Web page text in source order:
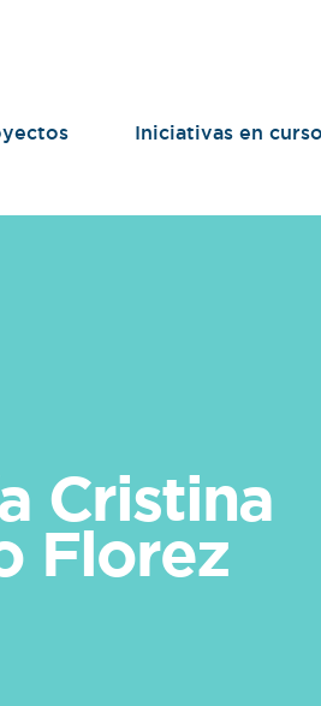
Iniciativas en curso
Cristina
Florez